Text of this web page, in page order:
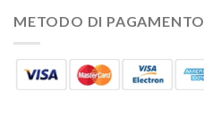
METODO DI PAGAMENTO